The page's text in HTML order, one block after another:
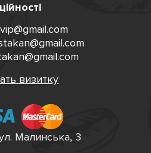
визитку
Малинська, 3